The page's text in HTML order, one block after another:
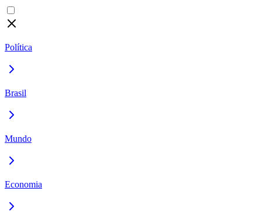
Política
Brasil
Mundo
Economia